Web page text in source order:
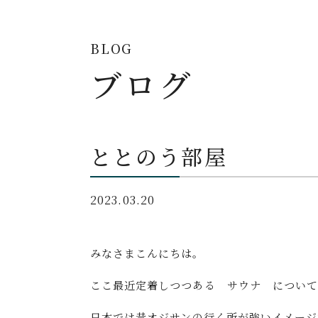
BLOG
ブログ
ととのう部屋
2023.03.20
みなさまこんにちは。
ここ最近定着しつつある サウナ について